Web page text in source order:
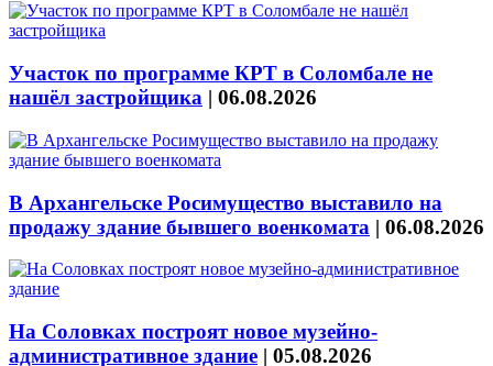
Участок по программе КРТ в Соломбале не
нашёл застройщика | 06.08.2026
В Архангельске Росимущество выставило на
продажу здание бывшего военкомата | 06.08.2026
На Соловках построят новое музейно-
административное здание | 05.08.2026